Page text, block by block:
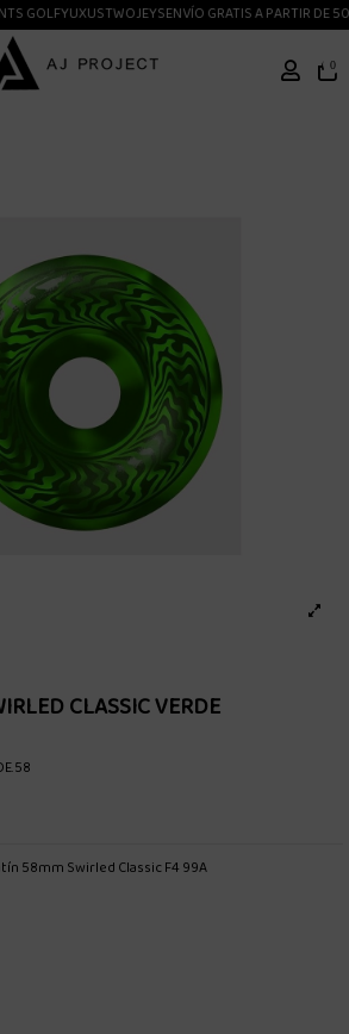
GOLFYUXUSTWOJEYSENVÍO GRATIS A PARTIR DE
0
CLASSIC VERDE
58mm Swirled Classic F4 99A